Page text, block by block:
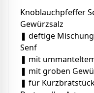
Knoblauchpfeffer
Gewürzsalz
❚ deftige
Senf
❚ mit
❚ mit groben
❚ für